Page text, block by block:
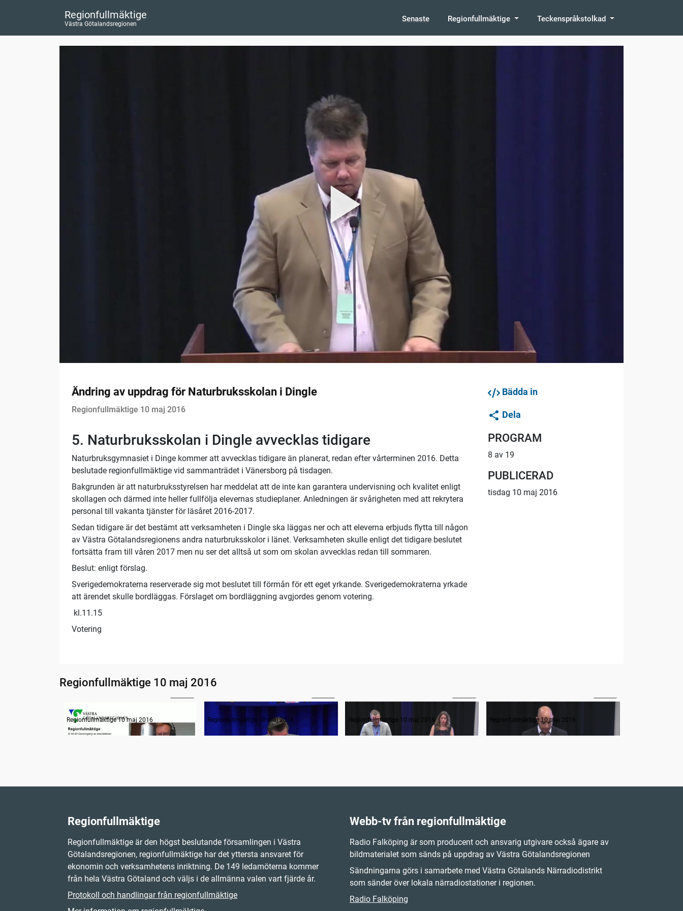
Regionfullmäktige
Västra Götalandsregionen
Senaste Regionfullmäktige Teckenspråkstolkad
Ändring av uppdrag för Naturbruksskolan i Dingle
Regionfullmäktige 10 maj 2016
5. Naturbruksskolan i Dingle avvecklas tidigare
Naturbruksgymnasiet i Dinge kommer att avvecklas tidigare än planerat, redan efter vårterminen 2016. Detta
beslutade regionfullmäktige vid sammanträdet i Vänersborg på tisdagen.
Bakgrunden är att naturbruksstyrelsen har meddelat att de inte kan garantera undervisning och kvalitet enligt
skollagen och därmed inte heller fullfölja elevernas studieplaner. Anledningen är svårigheten med att rekrytera
personal till vakanta tjänster för läsåret 2016-2017.
Sedan tidigare är det bestämt att verksamheten i Dingle ska läggas ner och att eleverna erbjuds flytta till någon
av Västra Götalandsregionens andra naturbruksskolor i länet. Verksamheten skulle enligt det tidigare beslutet
fortsätta fram till våren 2017 men nu ser det alltså ut som om skolan avvecklas redan till sommaren.
Beslut: enligt förslag.
Sverigedemokraterna reserverade sig mot beslutet till förmån för ett eget yrkande. Sverigedemokraterna yrkade
att ärendet skulle bordläggas. Förslaget om bordläggning avgjordes genom votering.
kl.11.15
Votering
Bädda in
Dela
PROGRAM
8 av 19
PUBLICERAD
tisdag 10 maj 2016
Regionfullmäktige 10 maj 2016
Information om dagens ärenden
Regionfullmäktige 10 maj 2016
Inledande formalia samt ärende ett
Regionfullmäktige 10 maj 2016
Frågestund
Regionfullmäktige 10 maj 2016
Interpellation om struktur i projektmedel
Regionfullmäktige 10 maj 2016
Regionfullmäktige
Regionfullmäktige är den högst beslutande församlingen i Västra
Götalandsregionen, regionfullmäktige har det yttersta ansvaret för
ekonomin och verksamhetens inriktning. De 149 ledamöterna kommer
från hela Västra Götaland och väljs i de allmänna valen vart fjärde år.
Protokoll och handlingar från regionfullmäktige
Webb-tv från regionfullmäktige
Radio Falköping är som producent och ansvarig utgivare också ägare av
bildmaterialet som sänds på uppdrag av Västra Götalandsregionen
Sändningarna görs i samarbete med Västra Götalands Närradiodistrikt
som sänder över lokala närradiostationer i regionen.
Radio Falköping